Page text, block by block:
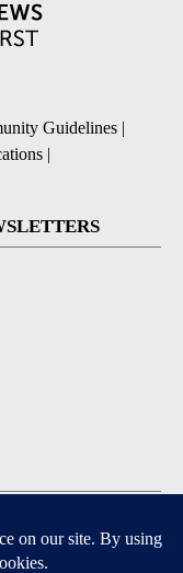
Guidelines |
|